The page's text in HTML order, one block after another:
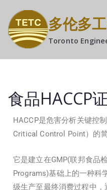
多伦多
Toronto
食品HACCP
HACCP是危害分析关键控
Critical Control Point）的简
它是建立在GMP(联邦食品
Programs)基础上的一种科
级生产至最终消费过程中